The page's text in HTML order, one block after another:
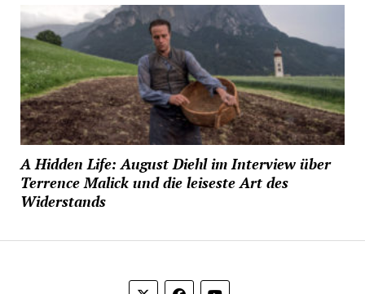
A Hidden Life: August Diehl im Interview über
Terrence Malick und die leiseste Art des
Widerstands